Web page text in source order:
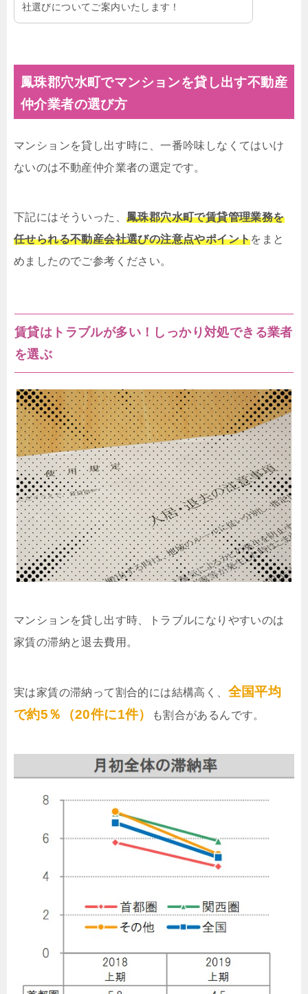
社選びについてご案内いたします！
鳳珠郡穴水町でマンションを貸し出す不動産
仲介業者の選び方
マンションを貸し出す時に、一番吟味しなくてはいけ
ないのは不動産仲介業者の選定です。
下記にはそういった、 鳳珠郡穴水町で賃貸管理業務を
任せられる不動産会社選びの注意点やポイントをまと
めましたのでご参考ください。
賃貸はトラブルが多い！しっかり対処できる業者
を選ぶ
マンションを貸し出す時、トラブルになりやすいのは
家賃の滞納と退去費用。
実は家賃の滞納って割合的には結構高く、 全国平均
で約5％（20件に1件）
も割合があるんです。